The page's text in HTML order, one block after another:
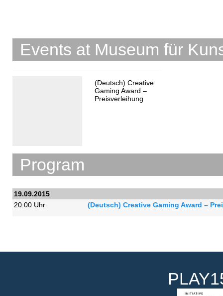
Events at Museum für
(Deutsch) Creative
Gaming Award –
Preisverleihung
Program
19.09.2015
20:00 Uhr
(Deutsch) Creative Gaming Award –